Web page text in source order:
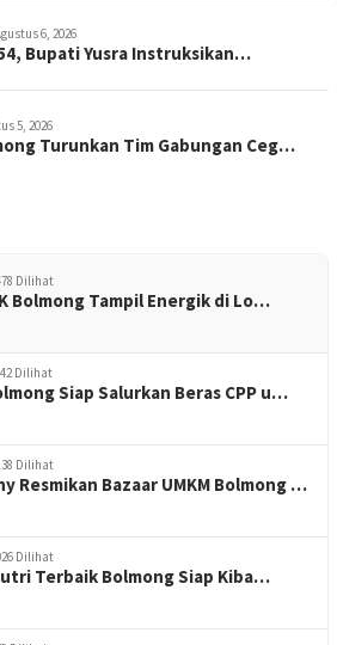
6, 2026
54, Bupati Yusra Instruksikan…
5, 2026
Turunkan Tim Gabungan Ceg…
Dilihat
Bolmong Tampil Energik di Lo…
Dilihat
Siap Salurkan Beras CPP u…
Dilihat
Resmikan Bazaar UMKM Bolmong …
Dilihat
Terbaik Bolmong Siap Kiba…